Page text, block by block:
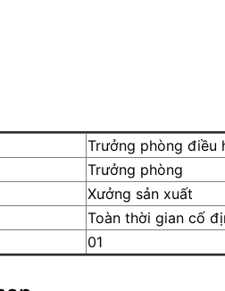
Trưởng phòng điều
Trưởng phòng
Xưởng sản xuất
Toàn thời gian cố
01